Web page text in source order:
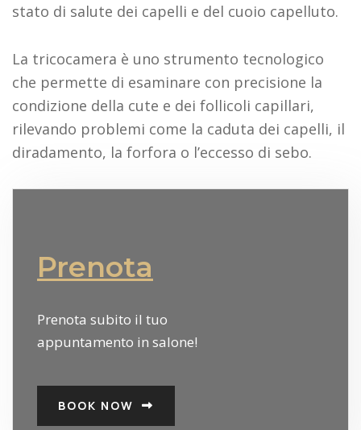
stato di salute dei capelli e del cuoio capelluto.
La tricocamera è uno strumento tecnologico
che permette di esaminare con precisione la
condizione della cute e dei follicoli capillari,
rilevando problemi come la caduta dei capelli, il
diradamento, la forfora o l’eccesso di sebo.
Prenota
Prenota subito il tuo
appuntamento in salone!
BOOK NOW